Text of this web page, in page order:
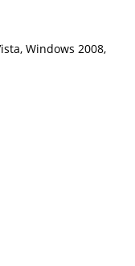
Windows 2008,